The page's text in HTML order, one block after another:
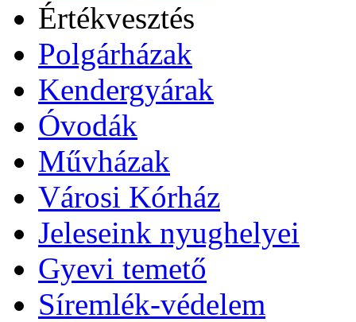
Értékvesztés
Polgárházak
Kendergyárak
Óvodák
Művházak
Városi Kórház
Jeleseink nyughelyei
Gyevi temető
Síremlék-védelem